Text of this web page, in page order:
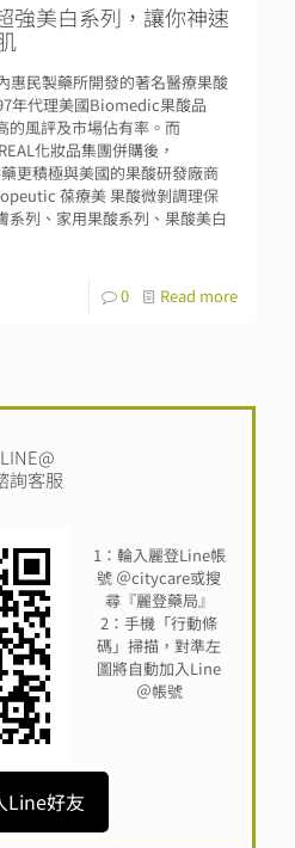
強美白系列，讓你神速
惠民製藥所開發的著名醫療果酸
年代理美國Biomedic果酸品
的風評及市場佔有率。而
化妝品集團併購後，
更積極與美國的果酸研發廠商
葆療美 果酸微剝調理保
系列、家用果酸系列、果酸美白
0 Read more
LINE@
詢客服
1：輪入麗登Line帳
號 ＠citycare或搜
尋『麗登藥局』
2：手機「行動條
碼」掃描，對準左
圖將自動加入Line
＠帳號
Line好友